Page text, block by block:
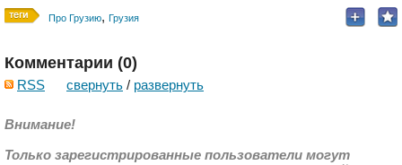
Про Грузию, Грузия
Комментарии (0)
RSS свернуть / развернуть
Внимание!
Только зарегистрированные пользователи могут